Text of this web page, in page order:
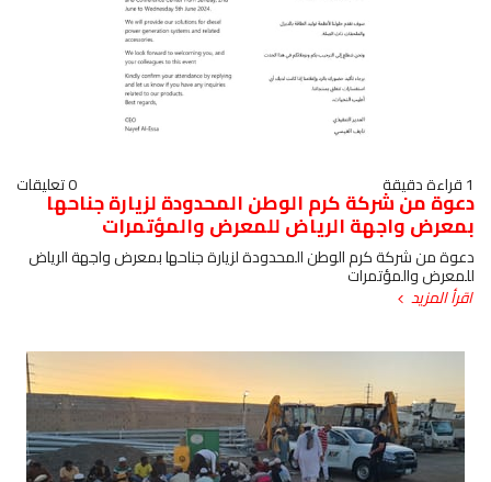
1 قراءة دقيقة 0 تعليقات
دعوة من شركة كرم الوطن المحدودة لزيارة جناحها
بمعرض واجهة الرياض للمعرض والمؤتمرات
دعوة من شركة كرم الوطن المحدودة لزيارة جناحها بمعرض واجهة الرياض
للمعرض والمؤتمرات
اقرأ المزيد